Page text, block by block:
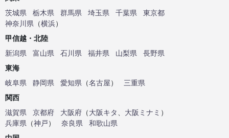
茨城県
栃木県 群馬県 埼玉県 千葉県
東京都
神奈川県 （横浜）
甲信越・北陸
新潟県
富山県 石川県 福井県 山梨県
長野県
東海
岐阜県
静岡県 愛知県 （名古屋）
三重県
関西
滋賀県
京都府 大阪府 （大阪キタ 大阪ミナミ ）
兵庫県 （神戸） 奈良県
和歌山県